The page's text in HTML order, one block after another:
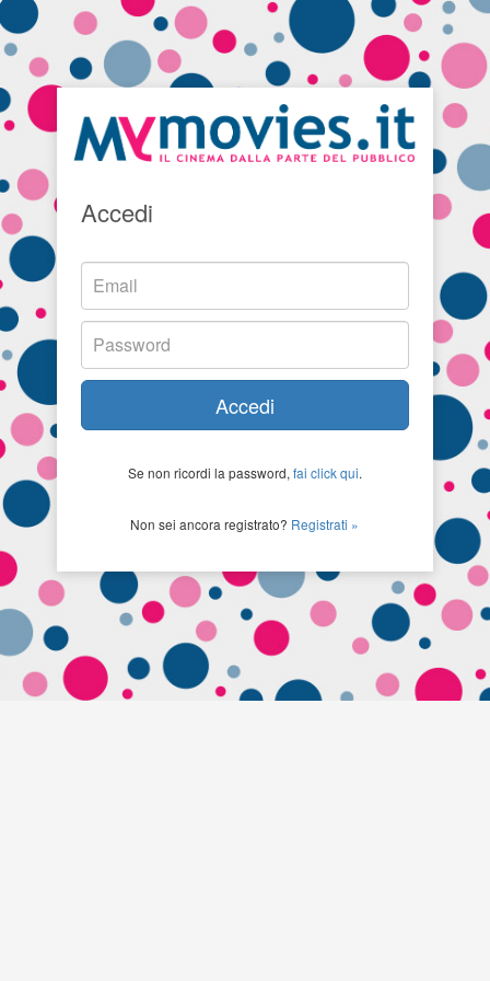
Accedi
Accedi
Se non ricordi la password, fai click qui.
Non sei ancora registrato? Registrati »